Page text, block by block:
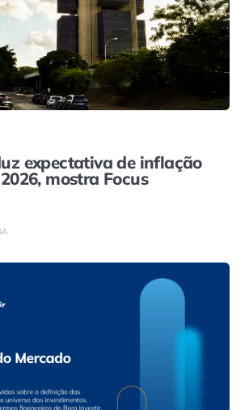
expectativa de inflação
mostra Focus